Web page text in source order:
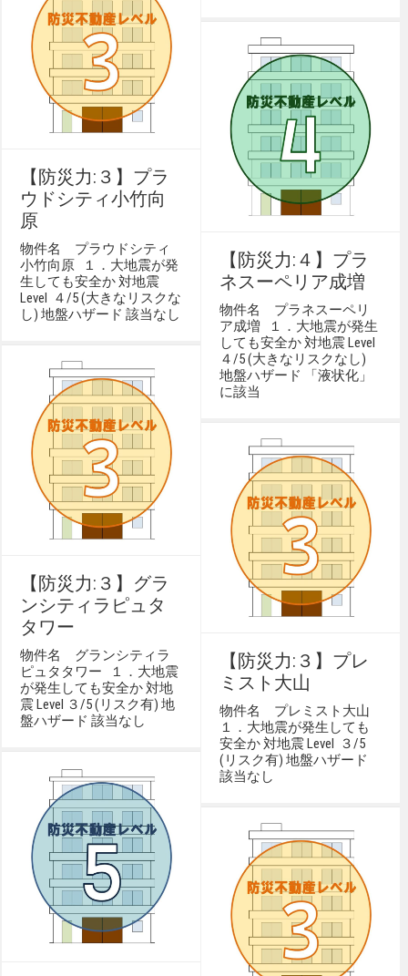
【防災力:３】プラ
ウドシティ小竹向
原
物件名 プラウドシティ
小竹向原 １．大地震が発
生しても安全か 対地震
Level ４/5 (大きなリスクな
し) 地盤ハザード 該当なし
【防災力:４】プラ
ネスーペリア成増
物件名 プラネスーペリ
ア成増 １．大地震が発生
しても安全か 対地震 Level
４/5 (大きなリスクなし)
地盤ハザード 「液状化」
に該当
【防災力:３】グラ
ンシティラピュタ
タワー
物件名 グランシティラ
ピュタタワー １．大地震
が発生しても安全か 対地
震 Level ３/5 (リスク有) 地
盤ハザード 該当なし
【防災力:３】プレ
ミスト大山
物件名 プレミスト大山
１．大地震が発生しても
安全か 対地震 Level ３/5
(リスク有) 地盤ハザード
該当なし